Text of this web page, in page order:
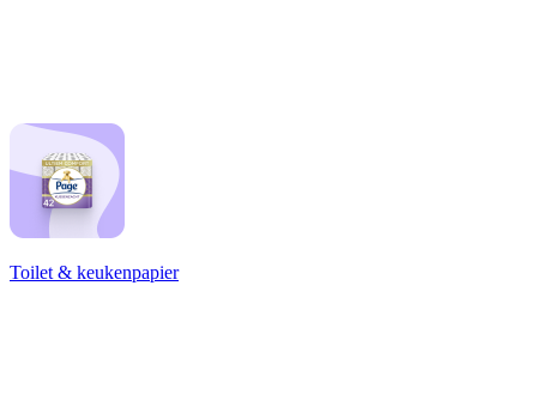
Toilet & keukenpapier